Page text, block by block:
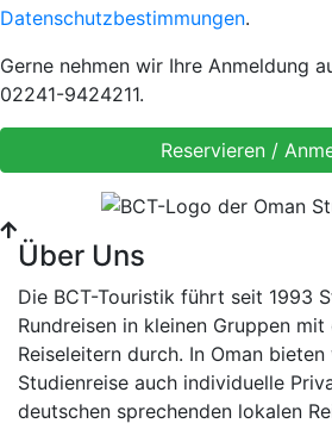
Datenschutzbestimmungen.
Gerne nehmen wir Ihre Anmeldung
02241-9424211.
Über Uns
Die BCT-Touristik führt seit 1993
Rundreisen in kleinen Gruppen mit
Reiseleitern durch. In Oman
Studienreise auch individuelle
deutschen sprechenden lokalen